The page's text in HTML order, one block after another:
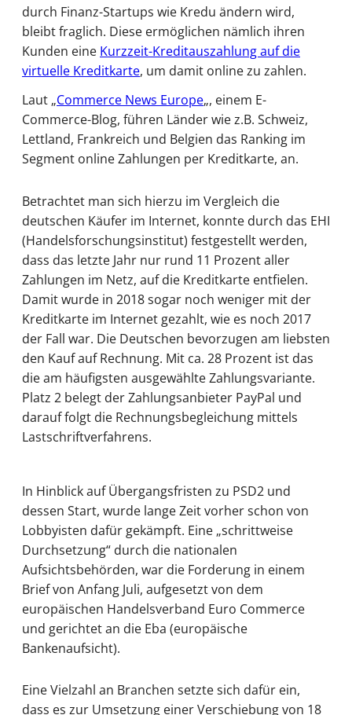
durch Finanz-Startups wie Kredu ändern wird,
bleibt fraglich. Diese ermöglichen nämlich ihren
Kunden eine Kurzzeit-Kreditauszahlung auf die
virtuelle Kreditkarte, um damit online zu zahlen.
Laut „Commerce News Europe„, einem E-
Commerce-Blog, führen Länder wie z.B. Schweiz,
Lettland, Frankreich und Belgien das Ranking im
Segment online Zahlungen per Kreditkarte, an.
Betrachtet man sich hierzu im Vergleich die
deutschen Käufer im Internet, konnte durch das EHI
(Handelsforschungsinstitut) festgestellt werden,
dass das letzte Jahr nur rund 11 Prozent aller
Zahlungen im Netz, auf die Kreditkarte entfielen.
Damit wurde in 2018 sogar noch weniger mit der
Kreditkarte im Internet gezahlt, wie es noch 2017
der Fall war. Die Deutschen bevorzugen am liebsten
den Kauf auf Rechnung. Mit ca. 28 Prozent ist das
die am häufigsten ausgewählte Zahlungsvariante.
Platz 2 belegt der Zahlungsanbieter PayPal und
darauf folgt die Rechnungsbegleichung mittels
Lastschriftverfahrens.
In Hinblick auf Übergangsfristen zu PSD2 und
dessen Start, wurde lange Zeit vorher schon von
Lobbyisten dafür gekämpft. Eine „schrittweise
Durchsetzung“ durch die nationalen
Aufsichtsbehörden, war die Forderung in einem
Brief von Anfang Juli, aufgesetzt von dem
europäischen Handelsverband Euro Commerce
und gerichtet an die Eba (europäische
Bankenaufsicht).
Eine Vielzahl an Branchen setzte sich dafür ein,
dass es zur Umsetzung einer Verschiebung von 18